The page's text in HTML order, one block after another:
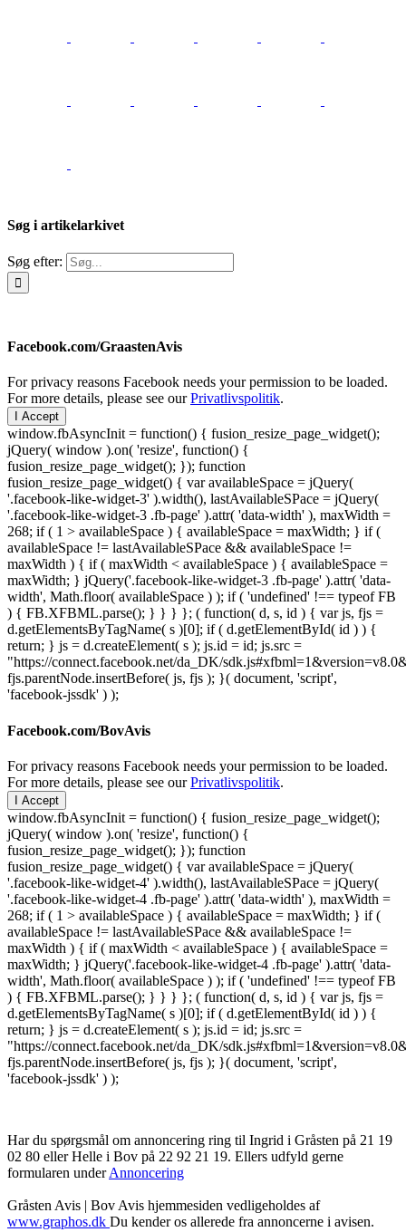
Søg i artikelarkivet
Søg efter:
Facebook.com/GraastenAvis
For privacy reasons Facebook needs your permission to be loaded.
For more details, please see ourPrivatlivspolitik.
I Accept
window.fbAsyncInit = function() { fusion_resize_page_widget();
jQuery( window ).on( 'resize', function() {
fusion_resize_page_widget(); }); function
fusion_resize_page_widget() { var availableSpace = jQuery(
'.facebook-like-widget-3' ).width(), lastAvailableSPace = jQuery(
'.facebook-like-widget-3 .fb-page' ).attr( 'data-width' ), maxWidth =
268; if ( 1 > availableSpace ) { availableSpace = maxWidth; } if (
availableSpace != lastAvailableSPace && availableSpace !=
maxWidth ) { if ( maxWidth < availableSpace ) { availableSpace =
maxWidth; } jQuery('.facebook-like-widget-3 .fb-page' ).attr( 'data-
width', Math.floor( availableSpace ) ); if ( 'undefined' !== typeof FB
) { FB.XFBML.parse(); } } } }; ( function( d, s, id ) { var js, fjs =
d.getElementsByTagName( s )[0]; if ( d.getElementById( id ) ) {
return; } js = d.createElement( s ); js.id = id; js.src =
"https://connect.facebook.net/da_DK/
fjs.parentNode.insertBefore( js, fjs ); }( document, 'script',
'facebook-jssdk' ) );
Facebook.com/BovAvis
For privacy reasons Facebook needs your permission to be loaded.
For more details, please see ourPrivatlivspolitik.
I Accept
window.fbAsyncInit = function() { fusion_resize_page_widget();
jQuery( window ).on( 'resize', function() {
fusion_resize_page_widget(); }); function
fusion_resize_page_widget() { var availableSpace = jQuery(
'.facebook-like-widget-4' ).width(), lastAvailableSPace = jQuery(
'.facebook-like-widget-4 .fb-page' ).attr( 'data-width' ), maxWidth =
268; if ( 1 > availableSpace ) { availableSpace = maxWidth; } if (
availableSpace != lastAvailableSPace && availableSpace !=
maxWidth ) { if ( maxWidth < availableSpace ) { availableSpace =
maxWidth; } jQuery('.facebook-like-widget-4 .fb-page' ).attr( 'data-
width', Math.floor( availableSpace ) ); if ( 'undefined' !== typeof FB
) { FB.XFBML.parse(); } } } }; ( function( d, s, id ) { var js, fjs =
d.getElementsByTagName( s )[0]; if ( d.getElementById( id ) ) {
return; } js = d.createElement( s ); js.id = id; js.src =
"https://connect.facebook.net/da_DK/
fjs.parentNode.insertBefore( js, fjs ); }( document, 'script',
'facebook-jssdk' ) );
Har du spørgsmål om annoncering ring til Ingrid i Gråsten på 21 19
02 80 ‬eller Helle i Bov på 22 92 21 19‬. Ellers udfyld gerne
formularen underAnnoncering
Gråsten Avis | Bov Avis hjemmesiden vedligeholdes af
www.graphos.dk Du kender os allerede fra annoncerne i avisen.